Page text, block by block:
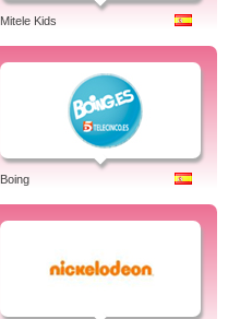
Mitele Kids
Boing